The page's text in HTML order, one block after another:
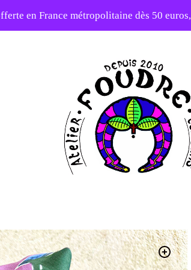
sur votre première commande avec le